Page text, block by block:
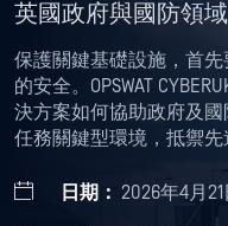
英國政府與國防領
保護關鍵基礎設施，首
的安全。OPSWAT
決方案如何協助政府及
任務關鍵型環境，抵禦先
日期： 2026年4月